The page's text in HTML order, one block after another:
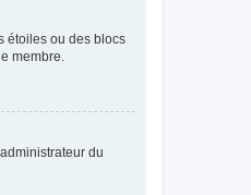
étoiles ou des blocs
membre.
du